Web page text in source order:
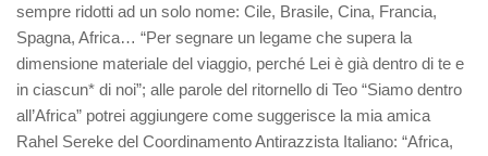
sempre ridotti ad un solo nome: Cile, Brasile, Cina, Francia,
Spagna, Africa… “Per segnare un legame che supera la
dimensione materiale del viaggio, perché Lei è già dentro di te e
in ciascun* di noi”; alle parole del ritornello di Teo “Siamo dentro
all’Africa” potrei aggiungere come suggerisce la mia amica
Rahel Sereke del Coordinamento Antirazzista Italiano: “Africa,